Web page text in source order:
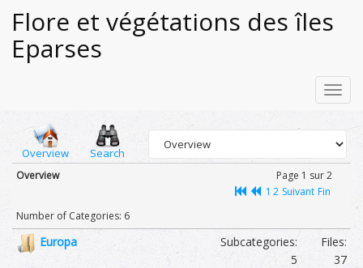
Flore et végétations des îles
Eparses
Overview Search
Overview
Page 1 sur 2
1 2 Suivant Fin
Number of Categories: 6
Europa
Subcategories:
5
Files:
37